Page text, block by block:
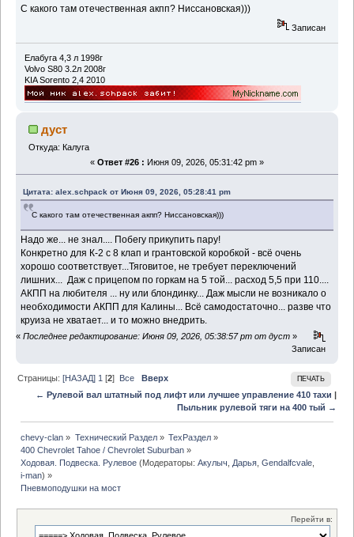
С какого там отечественная акпп? Ниссановская)))
Записан
Елабуга 4,3 л 1998г
Volvo S80 3.2л 2008г
KIA Sorento 2,4 2010
дуст
Откуда: Калуга
« Ответ #26 : Июня 09, 2026, 05:31:42 pm »
Цитата: alex.schpack от Июня 09, 2026, 05:28:41 pm
С какого там отечественная акпп? Ниссановская)))
Надо же... не знал.... Побегу прикупить пару!
Конкретно для К-2 с 8 клап и грантовской коробкой - всё очень
хорошо соответствует...Тяговитое, не требует переключений
лишних... Даж с прицепом по горкам на 5 той... расход 5,5 при 110....
АКПП на любителя ... ну или блондинку... Даж мысли не возникало о
необходимости АКПП для Калины... Всё самодостаточно... разве что
круиза не хватает... и то можно внедрить.
« Последнее редактирование: Июня 09, 2026, 05:38:57 pm от дуст »
Записан
ПЕЧАТЬ
Страницы:[НАЗАД] 1 [2] Все
Вверх
← Рулевой вал штатный под лифт или лучшее управление 410 тахи |
Пыльник рулевой тяги на 400 тый →
chevy-clan » Технический Раздел» ТехРаздел»
400 Chevrolet Tahoe / Chevrolet Suburban »
Ходовая. Подвеска. Рулевое (Модераторы:Акулыч Дарья ,Gendalfcvale
i-man) »
Пневмоподушки на мост
Перейти в: